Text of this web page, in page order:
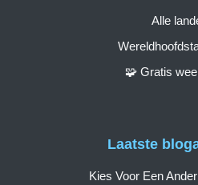
Alle
🧩 Gratis
Laatste
Kies Voor Een